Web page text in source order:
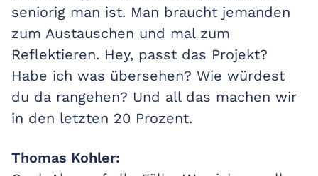
seniorig man ist. Man braucht jemanden
zum Austauschen und mal zum
Reflektieren. Hey, passt das Projekt?
Habe ich was übersehen? Wie würdest
du da rangehen? Und all das machen wir
in den letzten 20 Prozent.
Thomas Kohler: